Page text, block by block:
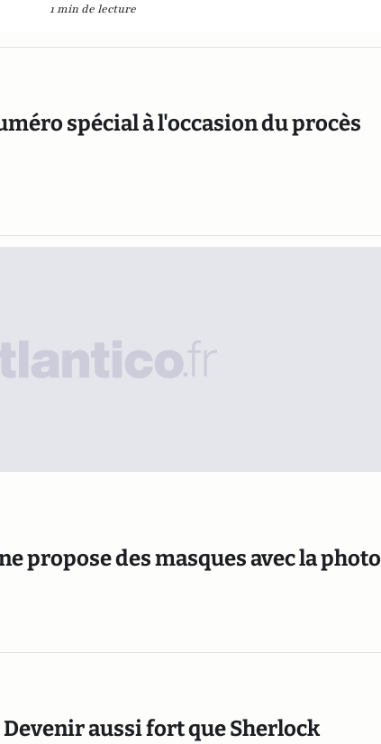
1 min de lecture
spécial à l'occasion du procès
propose des masques avec la photo
aussi fort que Sherlock